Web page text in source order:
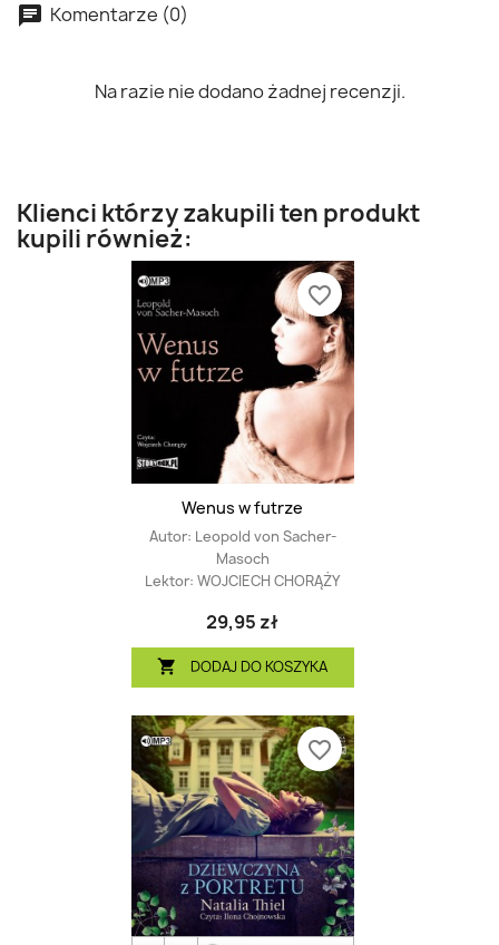
Komentarze (0)
Na razie nie dodano żadnej recenzji.
Klienci którzy zakupili ten produkt
kupili również:
Wenus w futrze
Autor: Leopold von Sacher-
Masoch
Lektor: WOJCIECH CHORĄŻY
29,95 zł
 DODAJ DO KOSZYKA
favorite_border
favorite_border